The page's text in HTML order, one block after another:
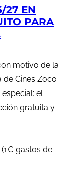
27 EN
PARA
motivo de la
de Cines Zoco
el
gratuita y
gastos de